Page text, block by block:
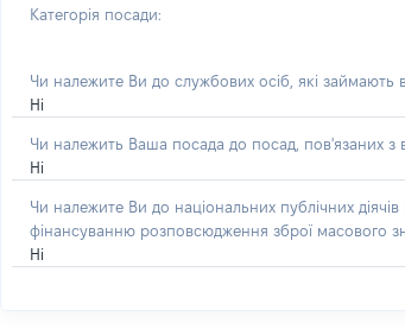
Категорія посади:
Чи належите Ви до службових осіб, які займають
Ні
Чи належить Ваша посада до посад, пов'язаних з
Ні
Чи належите Ви до національних публічних
фінансуванню розповсюдження зброї масового
Ні